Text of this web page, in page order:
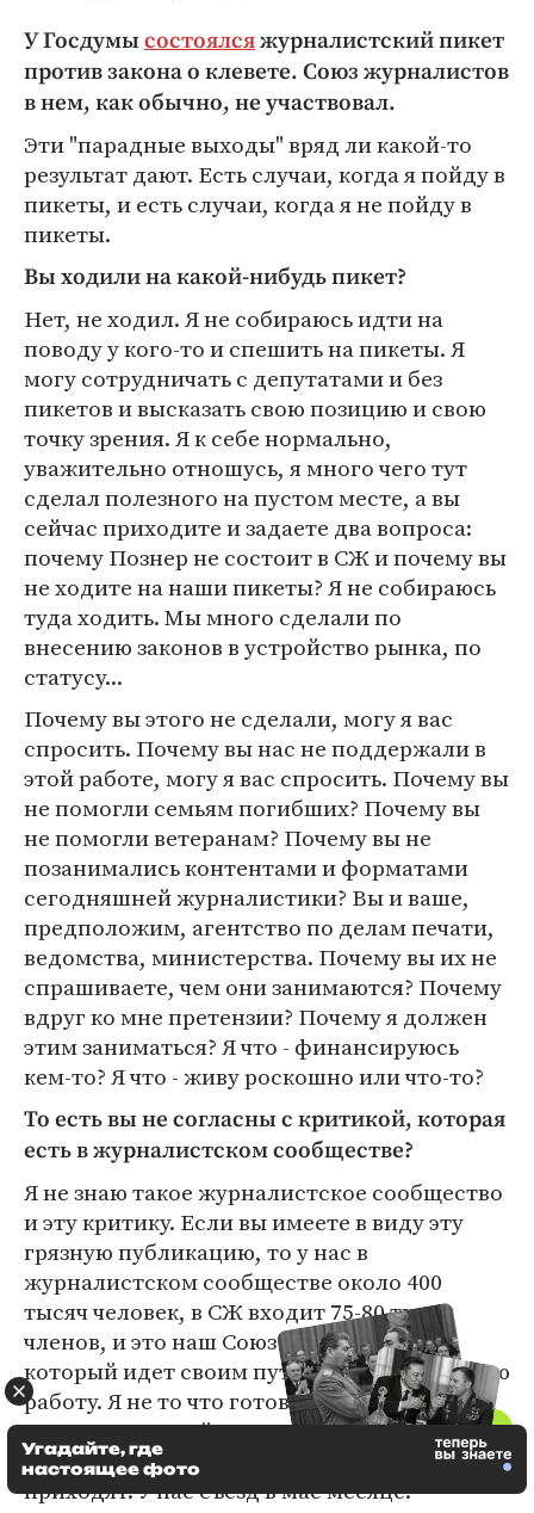
У Госдумы состоялсяжурналистский пикет
против закона о клевете. Союз журналистов
в нем, как обычно, не участвовал.
Эти "парадные выходы" вряд ли какой-то
результат дают. Есть случаи, когда я пойду в
пикеты, и есть случаи, когда я не пойду в
пикеты.
Вы ходили на какой-нибудь пикет?
Нет, не ходил. Я не собираюсь идти на
поводу у кого-то и спешить на пикеты. Я
могу сотрудничать с депутатами и без
пикетов и высказать свою позицию и свою
точку зрения. Я к себе нормально,
уважительно отношусь, я много чего тут
сделал полезного на пустом месте, а вы
сейчас приходите и задаете два вопроса:
почему Познер не состоит в СЖ и почему вы
не ходите на наши пикеты? Я не собираюсь
туда ходить. Мы много сделали по
внесению законов в устройство рынка, по
статусу...
Почему вы этого не сделали, могу я вас
спросить. Почему вы нас не поддержали в
этой работе, могу я вас спросить. Почему вы
не помогли семьям погибших? Почему вы
не помогли ветеранам? Почему вы не
позанимались контентами и форматами
сегодняшней журналистики? Вы и ваше,
предположим, агентство по делам печати,
ведомства, министерства. Почему вы их не
спрашиваете, чем они занимаются? Почему
вдруг ко мне претензии? Почему я должен
этим заниматься? Я что - финансируюсь
кем-то? Я что - живу роскошно или что-то?
То есть вы не согласны с критикой, которая
есть в журналистском сообществе?
Я не знаю такое журналистское сообщество
и эту критику. Если вы имеете в виду эту
грязную публикацию, то у нас в
журналистском сообществе около 400
тысяч человек, в СЖ входит 75-80 тысяч
членов, и это наш Союз журналистов,
который идет своим путем, выполняет свою
работу. Я не то что готов уступить дорогу, а
даже сам могу уйти отсюда - и кто хочет
прийти сюда работать, пожалуйста, пусть
приходят. У нас съезд в мае месяце.
Угадайте, где
настоящее фото